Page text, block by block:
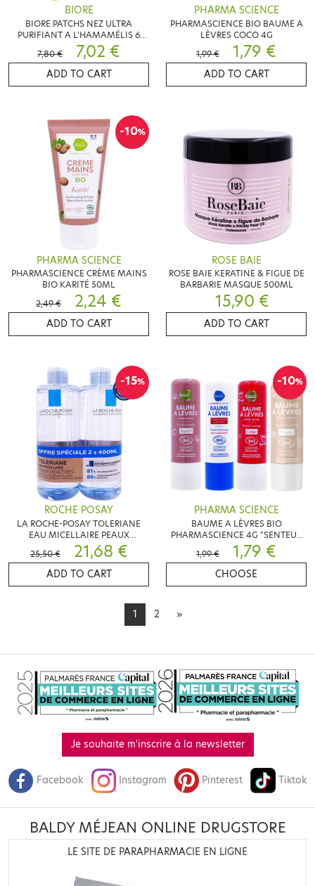
BIORE
BIORE PATCHS NEZ ULTRA
PURIFIANT A L'HAMAMÉLIS 6
PATCHS
7,80 € 7,02 €
ADD TO CART
PHARMA SCIENCE
PHARMASCIENCE BIO BAUME A
LÈVRES COCO 4G
1,99 €
1,79 €
ADD TO CART
-10%
PHARMA SCIENCE
PHARMASCIENCE CRÈME MAINS
BIO KARITÉ 50ML
2,49 €
2,24 €
ADD TO CART
ROSE BAIE
ROSE BAIE KERATINE & FIGUE DE
BARBARIE MASQUE 500ML
15,90 €
ADD TO CART
-15%
ROCHE POSAY
LA ROCHE-POSAY TOLERIANE
EAU MICELLAIRE PEAUX
RÉACTIVES LOT DE 2X400ML
25,50 € 21,68 €
ADD TO CART
-10%
PHARMA SCIENCE
BAUME A LÈVRES BIO
PHARMASCIENCE 4G "SENTEUR
AU CHOIX!!"
1,99 € 1,79 €
CHOOSE
1 2 »
Je souhaite m'inscrire à la newsletter
Facebook Instagram Pinterest Tiktok
BALDY MÉJEAN ONLINE DRUGSTORE
LE SITE DE PARAPHARMACIE EN LIGNE